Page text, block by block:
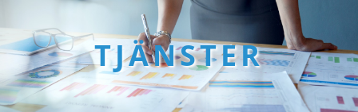
TJÄNSTER